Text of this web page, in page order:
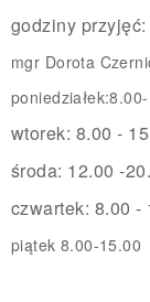
godziny przyjęć:
mgr Dorota
wtorek: 8.00 -
środa: 12.00 -
czwartek: 8.00 -
piątek 8.00-15.00